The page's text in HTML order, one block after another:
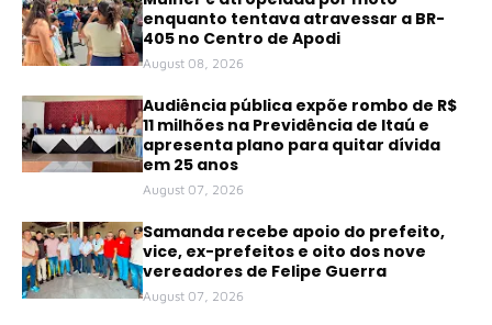
enquanto tentava atravessar a BR-
405 no Centro de Apodi
August 08, 2026
Audiência pública expõe rombo de R$
11 milhões na Previdência de Itaú e
apresenta plano para quitar dívida
em 25 anos
August 07, 2026
Samanda recebe apoio do prefeito,
vice, ex-prefeitos e oito dos nove
vereadores de Felipe Guerra
August 07, 2026